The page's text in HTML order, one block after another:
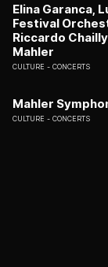
Elina Garanca,
Festival
Riccardo Chailly
Mahler
CULTURE CONCERTS
Mahler
CULTURE CONCERTS